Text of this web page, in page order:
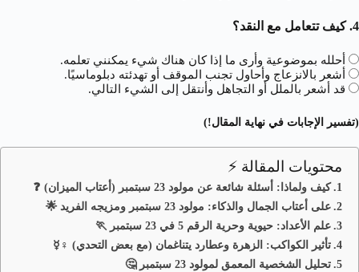
4. كيف تتعامل مع النقد؟
أحلله بموضوعية وأرى ما إذا كان هناك شيء يمكنني تعلمه.
أشعر بالانزعاج وأحاول تجنب الموقف أو تهدئته دبلوماسيًا.
قد أشعر بالملل أو التجاهل وأنتقل إلى الشيء التالي.
(تفسير الإجابات في نهاية المقال!)
محتويات المقالة ⚡
كيف ولماذا: أسئلة شائعة عن مولود 23 سبتمبر (أعتاب الميزان) ❓
على أعتاب الجمال والذكاء: مولود 23 سبتمبر ومزيجه الفريد 🌟
علم الأعداد: حيوية وحرية الرقم 5 في 23 سبتمبر 🏃
تأثير الكواكب: الزهرة وعطارد يتناغمان (مع بعض التحدي) ♀️☿️
تحليل الشخصية المعمق لمولود 23 سبتمبر 🤔